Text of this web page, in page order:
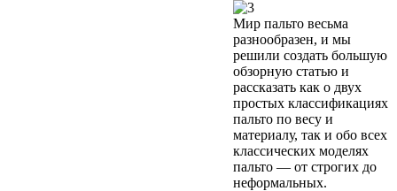
Мир пальто весьма
разнообразен, и мы
решили создать большую
обзорную статью и
рассказать как о двух
простых классификациях
пальто по весу и
материалу, так и обо всех
классических моделях
пальто — от строгих до
неформальных.